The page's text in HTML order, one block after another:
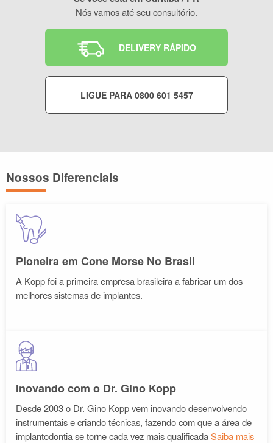
Nós vamos até seu consultório.
DELIVERY RÁPIDO
LIGUE PARA 0800 601 5457
Nossos Diferenciais
Pioneira em Cone Morse No Brasil
A Kopp foi a primeira empresa brasileira a fabricar um dos
melhores sistemas de implantes.
Inovando com o Dr. Gino Kopp
Desde 2003 o Dr. Gino Kopp vem inovando desenvolvendo
instrumentais e criando técnicas, fazendo com que a área de
implantodontia se torne cada vez mais qualificadaSaiba mais